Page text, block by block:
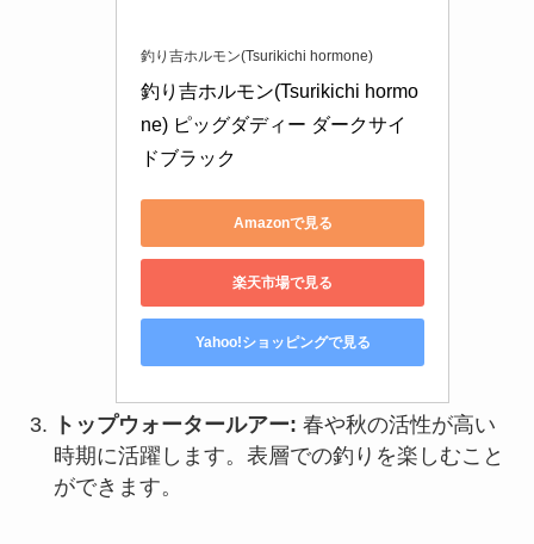
釣り吉ホルモン(Tsurikichi hormone)
釣り吉ホルモン(Tsurikichi hormo
ne) ピッグダディー ダークサイ
ドブラック
Amazonで見る
楽天市場で見る
Yahoo!ショッピングで見る
トップウォータールアー: 春や秋の活性が高い
時期に活躍します。表層での釣りを楽しむこと
ができます。